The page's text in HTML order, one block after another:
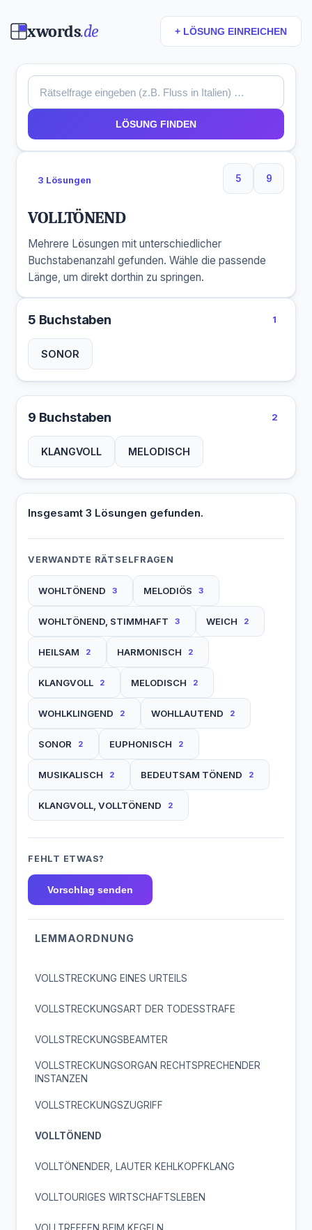
xwords.de + LÖSUNG EINREICHEN
LÖSUNG FINDEN
3 Lösungen 5
5 Buchstaben
9
9
VOLLTÖNEND
Mehrere Lösungen mit unterschiedlicher
Buchstabenanzahl gefunden. Wähle die passende
Länge, um direkt dorthin zu springen.
5 Buchstaben 1
SONOR
9 Buchstaben 2
KLANGVOLL MELODISCH
Insgesamt 3 Lösungen gefunden.
VERWANDTE RÄTSELFRAGEN
WOHLTÖNEND 3 MELODIÖS 3
WOHLTÖNEND, STIMMHAFT 3 WEICH 2
HEILSAM 2 HARMONISCH 2
KLANGVOLL 2 MELODISCH 2
WOHLKLINGEND 2 WOHLLAUTEND 2
SONOR 2 EUPHONISCH 2
MUSIKALISCH 2 BEDEUTSAM TÖNEND 2
KLANGVOLL, VOLLTÖNEND 2
FEHLT ETWAS?
Vorschlag senden
LEMMAORDNUNG
VOLLSTRECKUNG EINES URTEILS
VOLLSTRECKUNGSART DER TODESSTRAFE
VOLLSTRECKUNGSBEAMTER
VOLLSTRECKUNGSORGAN RECHTSPRECHENDER
INSTANZEN
VOLLSTRECKUNGSZUGRIFF
VOLLTÖNEND
VOLLTÖNENDER, LAUTER KEHLKOPFKLANG
VOLLTOURIGES WIRTSCHAFTSLEBEN
VOLLTREFFEN BEIM KEGELN